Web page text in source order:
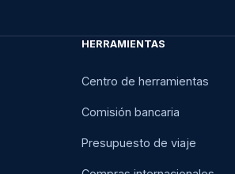
HERRAMIENTAS
Centro de herramientas
Comisión bancaria
Presupuesto de viaje